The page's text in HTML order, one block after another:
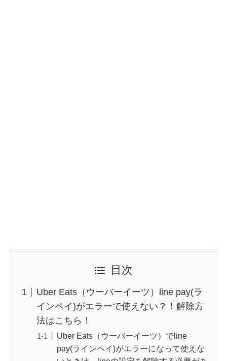
目次
Uber Eats（ウーバーイーツ）line pay(ラ
インペイ)がエラーで使えない？！解除方
法はこちら！
Uber Eats（ウーバーイーツ）でline
pay(ラインペイ)がエラーになって使えな